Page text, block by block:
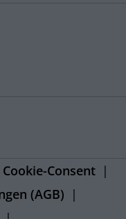
Cookie-Consent
(AGB)